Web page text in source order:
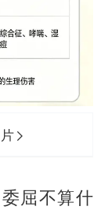
屈不算什